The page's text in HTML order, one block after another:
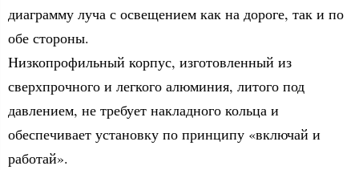
диаграмму луча с освещением как на дороге, так и по
обе стороны.
Низкопрофильный корпус, изготовленный из
сверхпрочного и легкого алюминия, литого под
давлением, не требует накладного кольца и
обеспечивает установку по принципу «включай и
работай».